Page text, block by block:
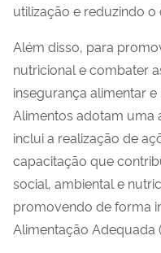
utilização e reduzindo o
Além disso, para
nutricional e combater
insegurança alimentar
Alimentos adotam uma
inclui a realização de
capacitação que
social, ambiental e
promovendo de forma
Alimentação Adequada